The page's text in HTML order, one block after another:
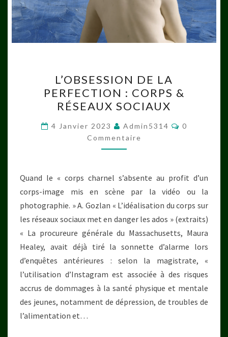
DE
LA
PERFECTION
:
CORPS
&
SOCIAUX
L’OBSESSION DE LA
PERFECTION : CORPS &
RÉSEAUX SOCIAUX
4 Janvier 2023 Admin5314
0
Commentaire
Quand le « corps charnel s’absente au profit d’un
corps-image mis en scène par la vidéo ou la
photographie. » A. Gozlan « L’idéalisation du corps sur
les réseaux sociaux met en danger les ados » (extraits)
« La procureure générale du Massachusetts, Maura
Healey, avait déjà tiré la sonnette d’alarme lors
d’enquêtes antérieures : selon la magistrate, «
l’utilisation d’Instagram est associée à des risques
accrus de dommages à la santé physique et mentale
des jeunes, notamment de dépression, de troubles de
l’alimentation et…